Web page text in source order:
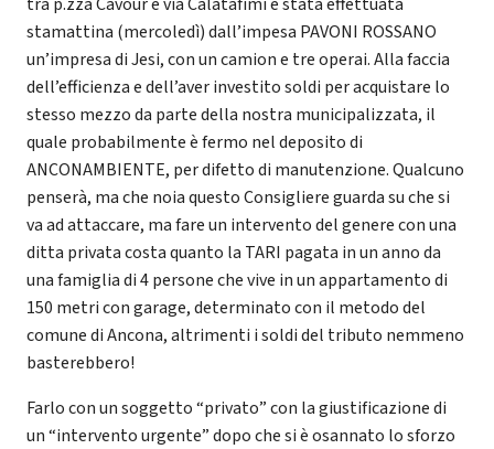
stamattina (mercoledì) dall’impesa PAVONI ROSSANO
un’impresa di Jesi, con un camion e tre operai. Alla faccia
dell’efficienza e dell’aver investito soldi per acquistare lo
stesso mezzo da parte della nostra municipalizzata, il
quale probabilmente è fermo nel deposito di
ANCONAMBIENTE, per difetto di manutenzione. Qualcuno
penserà, ma che noia questo Consigliere guarda su che si
va ad attaccare, ma fare un intervento del genere con una
ditta privata costa quanto la TARI pagata in un anno da
una famiglia di 4 persone che vive in un appartamento di
150 metri con garage, determinato con il metodo del
comune di Ancona, altrimenti i soldi del tributo nemmeno
basterebbero!
Farlo con un soggetto “privato” con la giustificazione di
un “intervento urgente” dopo che si è osannato lo sforzo